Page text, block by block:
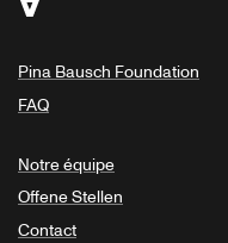
Pina Bausch Foundation
FAQ
Notre équipe
Offene Stellen
Contact